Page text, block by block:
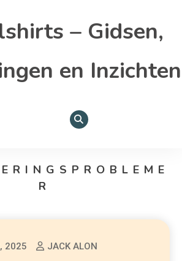
– Gidsen,
en Inzichten
R
2025 JACK ALON